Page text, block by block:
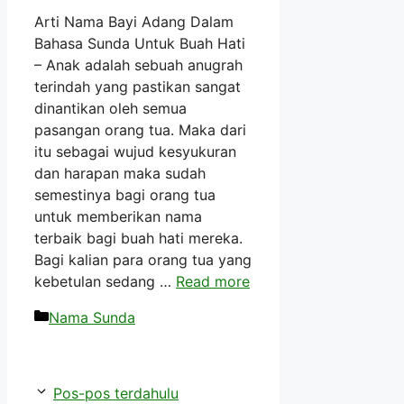
Arti Nama Bayi Adang Dalam
Bahasa Sunda Untuk Buah Hati
– Anak adalah sebuah anugrah
terindah yang pastikan sangat
dinantikan oleh semua
pasangan orang tua. Maka dari
itu sebagai wujud kesyukuran
dan harapan maka sudah
semestinya bagi orang tua
untuk memberikan nama
terbaik bagi buah hati mereka.
Bagi kalian para orang tua yang
kebetulan sedang … Read more
Kategori
Nama Sunda
Pos-pos terdahulu